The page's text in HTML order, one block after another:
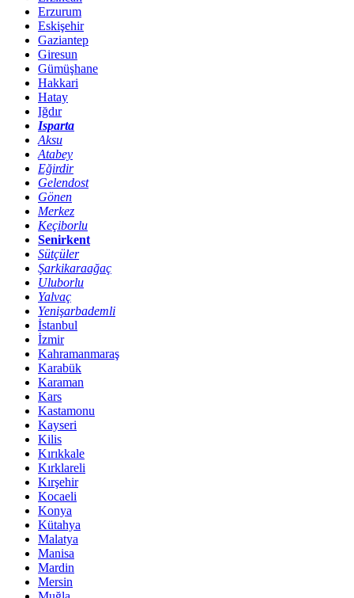
Erzurum
Eskişehir
Gaziantep
Giresun
Gümüşhane
Hakkari
Hatay
Iğdır
Isparta
Aksu
Atabey
Eğirdir
Gelendost
Gönen
Merkez
Keçiborlu
Senirkent
Sütçüler
Şarkikaraağaç
Uluborlu
Yalvaç
Yenişarbademli
İstanbul
İzmir
Kahramanmaraş
Karabük
Karaman
Kars
Kastamonu
Kayseri
Kilis
Kırıkkale
Kırklareli
Kırşehir
Kocaeli
Konya
Kütahya
Malatya
Manisa
Mardin
Mersin